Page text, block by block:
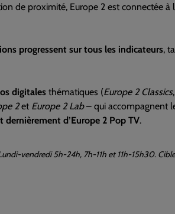
de proximité, Europe 2 est connectée à
progressent sur tous les indicateurs,
digitales thématiques (Europe 2 Classics,
2et Europe 2 Lab– qui accompagnent
d’Europe 2 Pop TV.
vendredi 5h-24h, 7h-11h et 11h-15h30. Cible